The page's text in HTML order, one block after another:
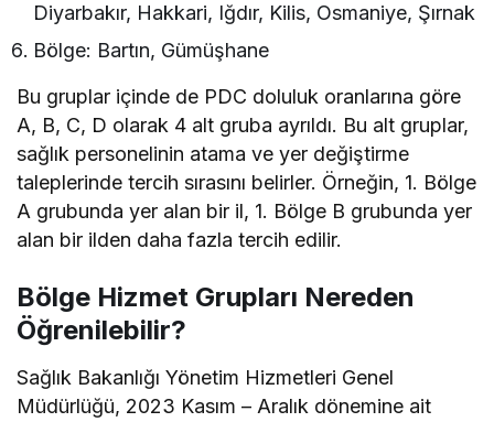
Diyarbakır, Hakkari, Iğdır, Kilis, Osmaniye, Şırnak
Bölge: Bartın, Gümüşhane
Bu gruplar içinde de PDC doluluk oranlarına göre
A, B, C, D olarak 4 alt gruba ayrıldı. Bu alt gruplar,
sağlık personelinin atama ve yer değiştirme
taleplerinde tercih sırasını belirler. Örneğin, 1. Bölge
A grubunda yer alan bir il, 1. Bölge B grubunda yer
alan bir ilden daha fazla tercih edilir.
Bölge Hizmet Grupları Nereden
Öğrenilebilir?
Sağlık Bakanlığı Yönetim Hizmetleri Genel
Müdürlüğü, 2023 Kasım – Aralık dönemine ait